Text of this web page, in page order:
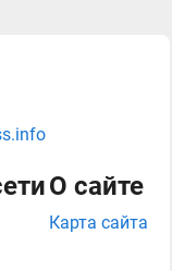
О сайте
Карта сайта